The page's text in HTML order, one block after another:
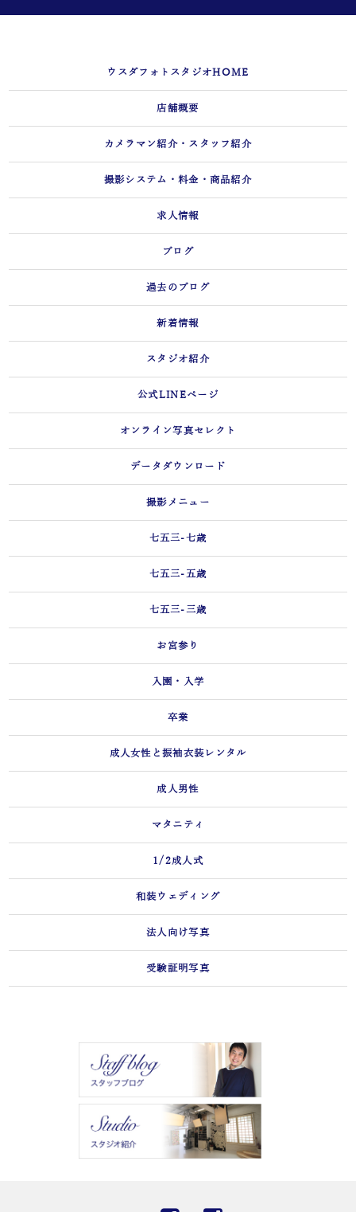
ウスダフォトスタジオHOME
店舗概要
カメラマン紹介・スタッフ紹介
撮影システム・料金・商品紹介
求人情報
ブログ
過去のブログ
新着情報
スタジオ紹介
公式LINEページ
オンライン写真セレクト
データダウンロード
撮影メニュー
七五三-七歳
七五三-五歳
七五三-三歳
お宮参り
入園・入学
卒業
成人女性と振袖衣装レンタル
成人男性
マタニティ
1/2成人式
和装ウェディング
法人向け写真
受験証明写真